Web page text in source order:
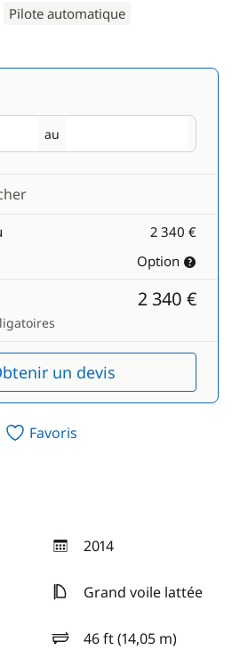
Pilote automatique
au
Retour
2 340 €
Option
2 340 €
un devis
Favoris
2014
année
Grand voile lattée
46 ft (14,05 m)
longueur